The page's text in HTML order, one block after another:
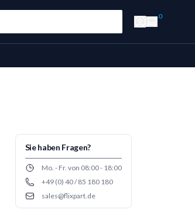
0
Sie haben Fragen?
Opening hours
Mo. - Fr. von 08:00 - 18:00
Phone number
+49 (0) 40 / 85 180 180
Emailsales@flixpart.de